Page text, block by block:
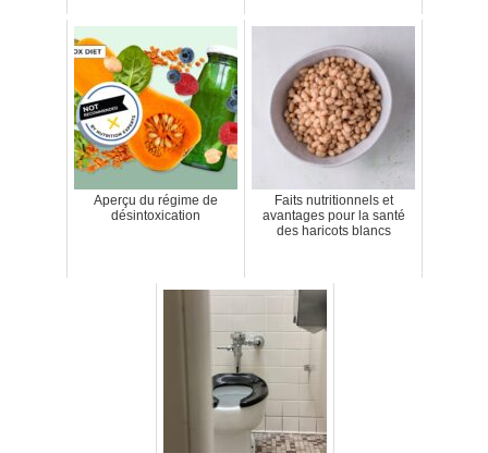
Aperçu du régime de
désintoxication
Faits nutritionnels et
avantages pour la santé
des haricots blancs